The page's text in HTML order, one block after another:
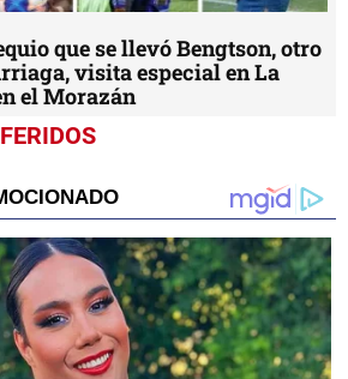
que se llevó Bengtson, otro
visita especial en La
el Morazán